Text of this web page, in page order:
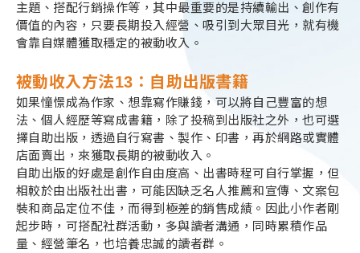
主題、搭配行銷操作等，其中最重要的是持續輸出、創作有
價值的內容，只要長期投入經營、吸引到大眾目光，就有機
會靠自媒體獲取穩定的被動收入。
被動收入方法13： 自助出版書籍
如果憧憬成為作家、想靠寫作賺錢，可以將自己豐富的想
法、個人經歷等寫成書籍，除了投稿到出版社之外，也可選
擇自助出版，透過自行寫書、製作、印書，再於網路或實體
店面賣出，來獲取長期的被動收入。
自助出版的好處是創作自由度高、出書時程可自行掌握，但
相較於由出版社出書，可能因缺乏名人推薦和宣傳、文案包
裝和商品定位不佳，而得到極差的銷售成績。因此小作者剛
起步時，可搭配社群活動，多與讀者溝通，同時累積作品
量、經營筆名，也培養忠誠的讀者群。